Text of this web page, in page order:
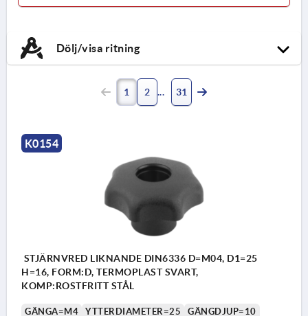
Dölj/visa ritning
1 2 31
K0154
STJÄRNVRED LIKNANDE DIN6336 D=M04, D1=25
H=16, FORM:D, TERMOPLAST SVART,
KOMP:ROSTFRITT STÅL
GÄNGA=M4 YTTERDIAMETER=25
GÄNGDJUP=10